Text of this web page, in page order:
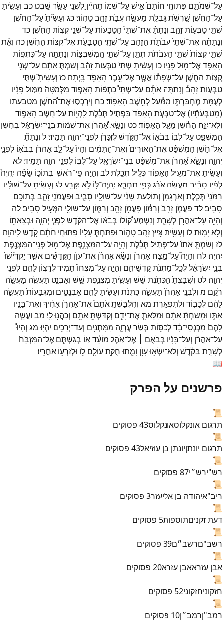
עַל־שְׁמֹתָ֑ם פִּתּוּחֵ֤י חוֹתָם֙אִ֣ישׁעַל־שְׁמ֔וֹ תִּֽהְיֶ֕יןָ לִשְׁנֵ֥י עָשָׂ֖ר שָֽׁבֶט׃ כב וְעָשִׂ֧יתָ
עַל־הַחֹ֛שֶׁן שַֽׁרְשֹׁ֥תגַּבְלֻ֖ת מַעֲשֵׂ֣ה עֲבֹ֑תזָהָ֖בטָהֽוֹר׃כג וְעָשִׂ֙יתָ֙עַל־הַחֹ֔שֶׁן
שְׁתֵּ֖י טַבְּע֣וֹתזָהָ֑ב וְנָתַתָּ֗אֶת־שְׁתֵּי֙ הַטַּבָּע֔וֹתעַל־שְׁנֵ֖י קְצ֥וֹת הַחֹֽשֶׁן׃ כד
וְנָתַתָּ֗ה אֶת־שְׁתֵּי֙עֲבֹתֹ֣ת הַזָּהָ֔בעַל־שְׁתֵּ֖י הַטַּבָּעֹ֑תאֶל־קְצ֖וֹת הַחֹֽשֶׁן׃ כה וְאֵ֨ת
שְׁתֵּ֤י קְצוֹת֙ שְׁתֵּ֣י הָעֲבֹתֹ֔ת תִּתֵּ֖ן עַל־שְׁתֵּ֣י הַֽמִּשְׁבְּצ֑וֹת וְנָתַתָּ֛ה עַל־כִּתְפ֥וֹת
הָאֵפֹ֖דאֶל־מ֥וּל פָּנָֽיו׃ כו וְעָשִׂ֗יתָ שְׁתֵּי֙טַבְּע֣וֹתזָהָ֔ב וְשַׂמְתָּ֣אֹתָ֔ם עַל־שְׁנֵ֖י
קְצ֣וֹת הַחֹ֑שֶׁן עַל־שְׂפָת֕וֹ אֲשֶׁ֛ראֶל־עֵ֥בֶר הָאֵפֹ֖ד בָּֽיְתָה׃ כז וְעָשִׂיתָ֮ שְׁתֵּ֣י
טַבְּע֣וֹתזָהָב֒ וְנָתַתָּ֣ה אֹתָ֡ם עַל־שְׁתֵּי֩כִתְפ֨וֹת הָאֵפ֤וֹד מִלְּמַ֙טָּה֙ מִמּ֣וּל פָּנָ֔יו
לְעֻמַּ֖ת מֶחְבַּרְתּ֑וֹ מִמַּ֕עַללְחֵ֖שֶׁב הָאֵפֽוֹד׃כח וְיִרְכְּס֣וּאֶת־הַ֠חֹשֶׁן מטבעתו
(מִֽטַּבְּעֹתָ֞יו)אֶל־טַבְּעֹ֤ת הָאֵפֹד֙ בִּפְתִ֣יל תְּכֵ֔לֶתלִֽהְי֖וֹתעַל־חֵ֣שֶׁב הָאֵפ֑וֹד
וְלֹֽא־יִזַּ֣ח הַחֹ֔שֶׁן מֵעַ֖ל הָאֵפֽוֹד׃כט וְנָשָׂ֣אאַ֠הֲרֹן אֶת־שְׁמ֨וֹת בְּנֵֽי־יִשְׂרָאֵ֜ל בְּחֹ֧שֶׁן
הַמִּשְׁפָּ֛ט עַל־לִבּ֖וֹ בְּבֹא֣וֹ אֶל־הַקֹּ֑דֶשׁלְזִכָּרֹ֥ן לִפְנֵֽי־יְהוָ֖ה תָּמִֽיד׃ל וְנָתַתָּ֞
אֶל־חֹ֣שֶׁן הַמִּשְׁפָּ֗ט אֶת־הָאוּרִים֙ וְאֶת־הַתֻּמִּ֔ים וְהָיוּ֙עַל־לֵ֣באַהֲרֹ֔ן בְּבֹא֖וֹ לִפְנֵ֣י
יְהוָ֑ה וְנָשָׂ֣אאַ֠הֲרֹן אֶת־מִשְׁפַּ֨ט בְּנֵי־יִשְׂרָאֵ֧לעַל־לִבּ֛וֹ לִפְנֵ֥י יְהוָ֖ה תָּמִֽיד׃לא
וְעָשִׂ֛יתָאֶת־מְעִ֥יל הָאֵפ֖וֹדכְּלִ֥יל תְּכֵֽלֶת׃לב וְהָיָ֥ה פִֽי־רֹאשׁ֖וֹ בְּתוֹכ֑וֹ שָׂפָ֡ה יִֽהְיֶה֩
לְפִ֨יו סָבִ֜יב מַעֲשֵׂ֣ה אֹרֵ֗גכְּפִ֥י תַחְרָ֛א יִֽהְיֶה־לּ֖וֹ לֹ֥א יִקָּרֵֽעַ׃לג וְעָשִׂ֣יתָעַל־שׁוּלָ֗יו
רִמֹּנֵי֙ תְּכֵ֤לֶת וְאַרְגָּמָן֙ וְתוֹלַ֣עַת שָׁנִ֔י עַל־שׁוּלָ֖יו סָבִ֑יב וּפַעֲמֹנֵ֥י זָהָ֛ב בְּתוֹכָ֖ם
סָבִֽיב׃לד פַּעֲמֹ֤ן זָהָב֙ וְרִמּ֔וֹן פַּֽעֲמֹ֥ן זָהָ֖ב וְרִמּ֑וֹן עַל־שׁוּלֵ֥י הַמְּעִ֖יל סָבִֽיב׃לה
וְהָיָ֥ה עַֽל־אַהֲרֹ֖ן לְשָׁרֵ֑ת וְנִשְׁמַ֣עק֠וֹלוֹ בְּבֹא֨וֹ אֶל־הַקֹּ֜דֶשׁלִפְנֵ֧י יְהוָ֛ה וּבְצֵאת֖וֹ
וְלֹ֥א יָמֽוּת׃לו וְעָשִׂ֥יתָ צִּ֖יץזָהָ֣בטָה֑וֹר וּפִתַּחְתָּ֤עָלָיו֙ פִּתּוּחֵ֣י חֹתָ֔ם קֹ֖דֶשׁלַֽיהוָֽה׃
לז וְשַׂמְתָּ֤אֹתוֹ֙עַל־פְּתִ֣יל תְּכֵ֔לֶת וְהָיָ֖ה עַל־הַמִּצְנָ֑פֶתאֶל־מ֥וּל פְּנֵֽי־הַמִּצְנֶ֖פֶת
יִהְיֶֽה׃ לח וְהָיָה֮עַל־מֵ֣צַח אַהֲרֹן֒ וְנָשָׂ֨אאַהֲרֹ֜ן אֶת־עֲוֺ֣ן הַקֳּדָשִׁ֗ים אֲשֶׁ֤ר יַקְדִּ֙ישׁוּ֙
בְּנֵ֣י יִשְׂרָאֵ֔ללְכָֽל־מַתְּנֹ֖תקָדְשֵׁיהֶ֑ם וְהָיָ֤ה עַל־מִצְחוֹ֙ תָּמִ֔ידלְרָצ֥וֹן לָהֶ֖ם לִפְנֵ֥י
יְהוָֽה׃ לט וְשִׁבַּצְתָּ֙ הַכְּתֹ֣נֶת שֵׁ֔שׁ וְעָשִׂ֖יתָ מִצְנֶ֣פֶת שֵׁ֑שׁ וְאַבְנֵ֥ט תַּעֲשֶׂ֖ה מַעֲשֵׂ֥ה
רֹקֵֽם׃ מ וְלִבְנֵ֤י אַהֲרֹן֙ תַּעֲשֶׂ֣ה כֻתֳּנֹ֔ת וְעָשִׂ֥יתָלָהֶ֖ם אַבְנֵטִ֑ים וּמִגְבָּעוֹת֙ תַּעֲשֶׂ֣ה
לָהֶ֔ם לְכָב֖וֹד וּלְתִפְאָֽרֶת׃ מא וְהִלְבַּשְׁתָּ֤אֹתָם֙אֶת־אַהֲרֹ֣ן אָחִ֔יךָ וְאֶת־בָּנָ֖יו
אִתּ֑וֹ וּמָשַׁחְתָּ֨אֹתָ֜ם וּמִלֵּאתָ֧אֶת־יָדָ֛ם וְקִדַּשְׁתָּ֥אֹתָ֖ם וְכִהֲנ֥וּלִֽי׃ מב וַעֲשֵׂ֤ה
לָהֶם֙ מִכְנְסֵי־בָ֔דלְכַסּ֖וֹת בְּשַׂ֣רעֶרְוָ֑ה מִמָּתְנַ֥יִם וְעַד־יְרֵכַ֖יִם יִהְיֽוּ׃ מג וְהָיוּ֩
עַל־אַהֲרֹ֨ן וְעַל־בָּנָ֜יו בְּבֹאָ֣ם ׀ אֶל־אֹ֣הֶל מוֹעֵ֗דא֣וֹ בְגִשְׁתָּ֤ם אֶל־הַמִּזְבֵּ֙חַ֙
לְשָׁרֵ֣ת בַּקֹּ֔דֶשׁ וְלֹא־יִשְׂא֥וּעָוֺ֖ן וָמֵ֑תוּ חֻקַּ֥תעוֹלָ֛ם ל֖וֹ וּלְזַרְע֥וֹ אַחֲרָֽיו׃
📖
פרשנים על הפרק
📜
תרגום אונקלוסאונקלוס43 פסוקים
📜
תרגום יונתןיונתן בן עוזיאל43 פסוקים
📜
רש"ירש״י87 פסוקים
📜
ריב"איהודה בן אליעזר3 פסוקים
📜
דעת זקניםתוספות5 פסוקים
📜
רשב"םרשב״ם39 פסוקים
📜
אבן עזראאבן עזרא20 פסוקים
📜
חזקוניחזקוני52 פסוקים
📜
רמב"ןרמב״ן10 פסוקים